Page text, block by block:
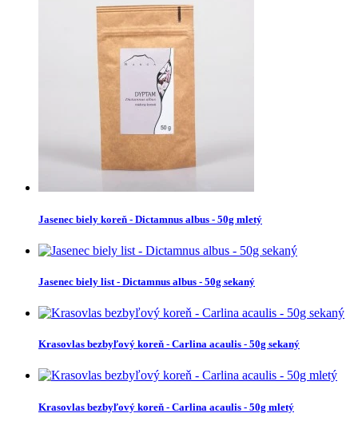
Jasenec biely koreň - Dictamnus albus - 50g mletý
Jasenec biely list - Dictamnus albus - 50g sekaný
Krasovlas bezbyľový koreň - Carlina acaulis - 50g sekaný
Krasovlas bezbyľový koreň - Carlina acaulis - 50g mletý